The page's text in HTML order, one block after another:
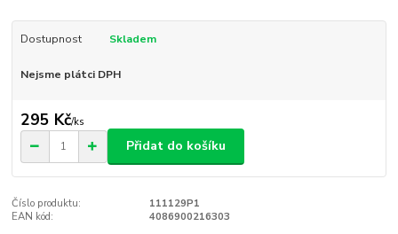
Dostupnost Skladem
Nejsme plátci DPH
295 Kč/ks
Přidat do košíku
Číslo produktu:
111129P1
EAN kód:
4086900216303